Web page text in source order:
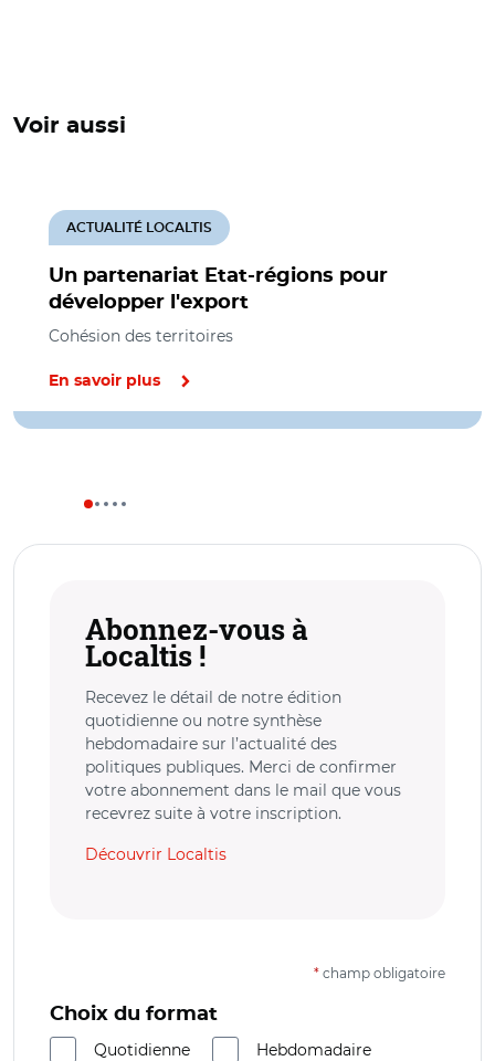
Voir aussi
Un partenariat Etat-régions pour
développer l'export
ACTUALITÉ LOCALTIS
Cohésion des territoires
En savoir plus
Abonnez-vous à
Localtis !
Recevez le détail de notre édition
quotidienne ou notre synthèse
hebdomadaire sur l’actualité des
politiques publiques. Merci de confirmer
votre abonnement dans le mail que vous
recevrez suite à votre inscription.
Découvrir Localtis
* champ obligatoire
Choix du format
Quotidienne
Hebdomadaire